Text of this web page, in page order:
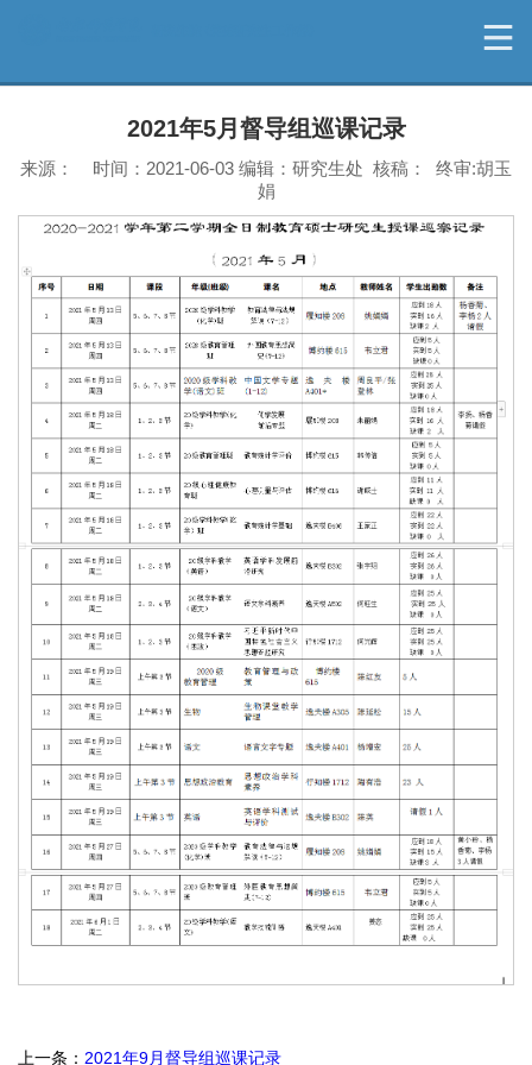
2021年5月督导组巡课记录
来源： 时间：2021-06-03 编辑：研究生处 核稿： 终审:胡玉
娟
上一条： 2021年9月督导组巡课记录